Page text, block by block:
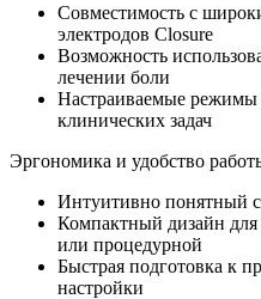
Совместимость с
электродов Closure
Возможность
лечении боли
Настраиваемые
клинических задач
Эргономика и удобство
Интуитивно понятный
Компактный дизайн
или процедурной
Быстрая подготовка к
настройки